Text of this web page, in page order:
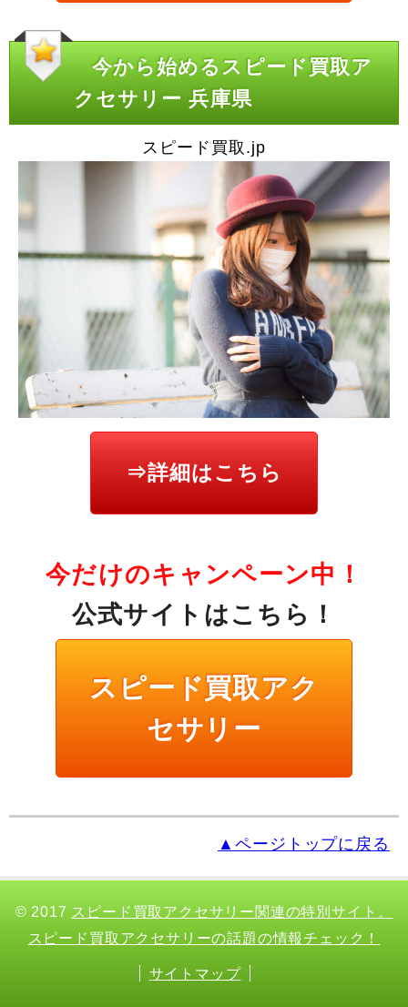
今から始めるスピード買取ア
クセサリー 兵庫県
スピード買取.jp
⇒詳細はこちら
今だけのキャンペーン中！
公式サイトはこちら！
スピード買取アク
セサリー
▲ページトップに戻る
© 2017 スピード買取アクセサリー関連の特別サイト。
スピード買取アクセサリーの話題の情報チェック！
サイトマップ